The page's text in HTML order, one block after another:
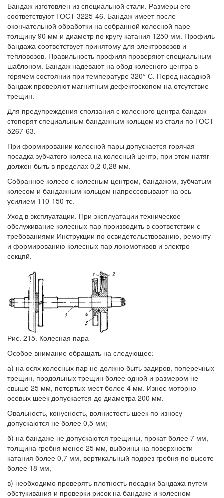
Бандаж изготовлен из специальной стали. Размеры его
соответствуют ГОСТ 3225-46. Бандаж имеет после
окончательной обработки на собранной колесной паре
толщину 90 мм и диаметр по кругу катания 1250 мм. Профиль
бандажа соответствует принятому для электровозов и
тепловозов. Правильность профиля проверяют специальным
шаблоном. Бандаж надевают на обод колесного центра в
горячем состоянии при температуре 320° С. Перед насадкой
бандаж проверяют магнитным дефектоскопом на отсутствие
трещин.
Для предупреждения сползания с колесного центра бандаж
стопорят специальным бандажным кольцом из стали по ГОСТ
5267-63.
При формировании колесной пары допускается горячая
посадка зубчатого колеса на колесный центр, при этом натяг
должен быть в пределах 0,2-0,28 мм.
Собранное колесо с колесным центром, бандажом, зубчатым
колесом и бандажным кольцом напрессовывают на ось
усилием 110-150 тс.
Уход в эксплуатации. При эксплуатации техническое
обслуживание колесных пар производить в соответствии с
требованиями Инструкции по освидетельствованию, ремонту
и формированию колесных пар локомотивов и электро-
секцпй.
Рис. 215. Колесная пара
Особое внимание обращать на следующее:
а) на осях колесных пар не должно быть задиров, поперечных
трещин, продольных трещин более одной и размером не
свыше 25 мм, потертых мест более 4 мм. Износ моторно-
осевых шеек допускается до диаметра 200 мм.
Овальность, конусность, волнистость шеек по износу
допускаются не более 0,5 мм;
б) на бандаже не допускаются трещины, прокат более 7 мм,
толщина гребня менее 25 мм, выбоины на поверхности
катания более 0,7 мм, вертикальный подрез гребня по высоте
более 18 мм,
в) необходимо проверять плотность посадки бандажа путем
обстукивания и проверки рисок на бандаже и колесном